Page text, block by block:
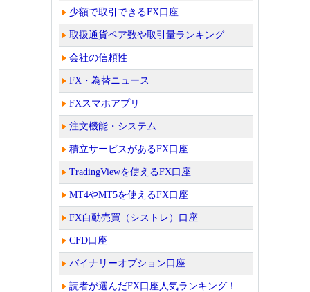
少額で取引できるFX口座
取扱通貨ペア数や取引量ランキング
会社の信頼性
FX・為替ニュース
FXスマホアプリ
注文機能・システム
積立サービスがあるFX口座
TradingViewを使えるFX口座
MT4やMT5を使えるFX口座
FX自動売買（シストレ）口座
CFD口座
バイナリーオプション口座
読者が選んだFX口座人気ランキング！